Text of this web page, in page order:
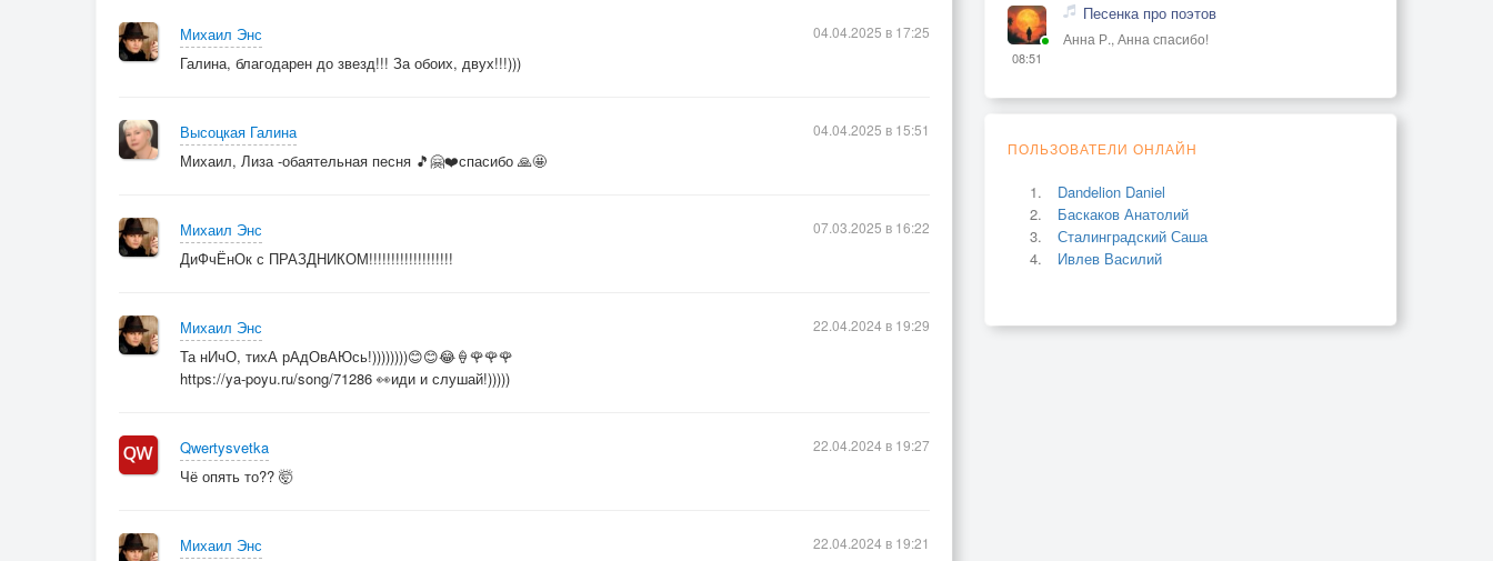
Михаил Энс
Галина, благодарен до звезд!!! За обоих, двух!!!)))
04.04.2025 в 17:25
Высоцкая Галина
Михаил, Лиза -обаятельная песня 🎵🤗❤️спасибо 🙏🤩
04.04.2025 в 15:51
Михаил Энс
ДиФчЁнОк с ПРАЗДНИКОМ!!!!!!!!!!!!!!!!!!!
07.03.2025 в 16:22
Михаил Энс
Та нИчО, тихА рАдОвАЮсь!))))))))😊😊😂🍦🌹🌹🌹
https://ya-poyu.ru/song/71286 👀иди и слушай!)))))
22.04.2024 в 19:29
Qwertysvetka
Чё опять то?? 🤯
22.04.2024 в 19:27
Михаил Энс
22.04.2024 в 19:21
08:51
Песенка про поэтов
Анна Р., Анна спасибо!
ПОЛЬЗОВАТЕЛИ ОНЛАЙН
Dandelion Daniel
Баскаков Анатолий
Сталинградский Саша
Ивлев Василий